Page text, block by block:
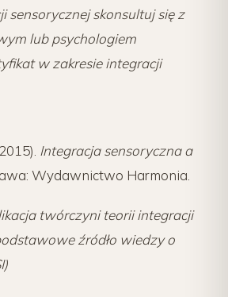
sensorycznej skonsultuj się z
lub psychologiem
w zakresie integracji
Integracja sensoryczna a
Wydawnictwo Harmonia.
twórczyni teorii integracji
źródło wiedzy o